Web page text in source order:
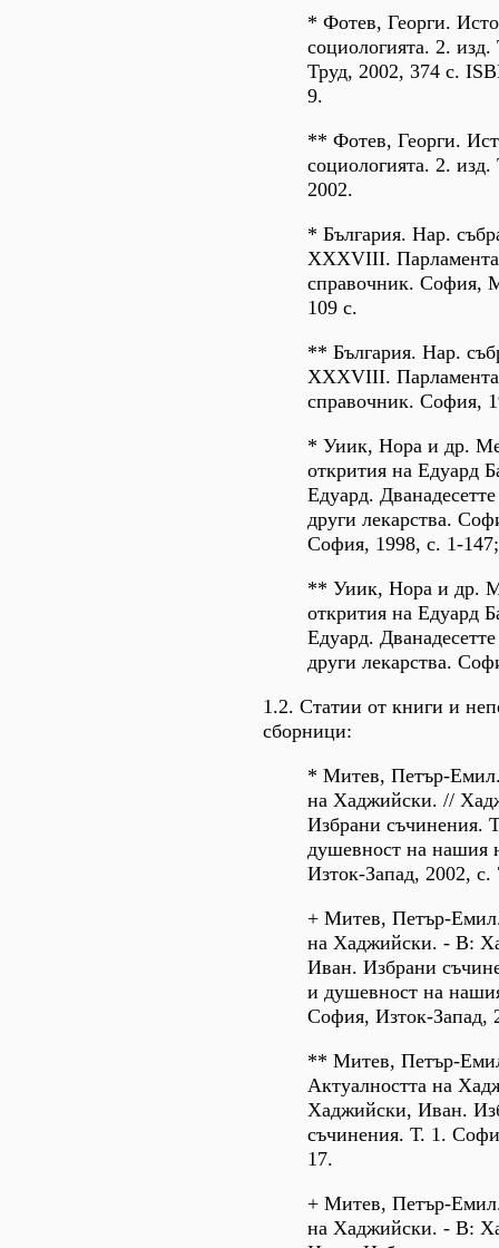
* Фотев, Георги.
социологията. 2.
Труд, 2002, 374 с.
9.
** Фотев, Георги.
социологията. 2.
2002.
* България. Нар.
XXXVIII.
справочник. София,
109 с.
** България. Нар.
XXXVIII.
справочник. София,
* Уиик, Нора и др.
открития на Едуард
Едуард.
други лекарства.
София, 1998, с. 1-
** Уиик, Нора и др.
открития на Едуард
Едуард.
други лекарства.
1.2. Статии от книги и
сборници:
* Митев, Петър-
на Хаджийски. //
Избрани съчинения.
душевност на нашия
Изток-Запад, 2002, с.
+ Митев, Петър-
на Хаджийски. - В:
Иван. Избрани
и душевност на
София, Изток-Запад,
** Митев, Петър-
Актуалността на
Хаджийски, Иван.
съчинения. Т. 1.
17.
+ Митев, Петър-
на Хаджийски. - В: